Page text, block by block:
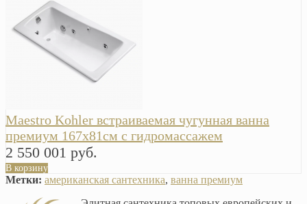
Maestro Kohler встраиваемая чугунная ванна
премиум 167х81см с гидромассажем
2 550 001 руб.
В корзину
Метки: американская сантехника, ванна премиум